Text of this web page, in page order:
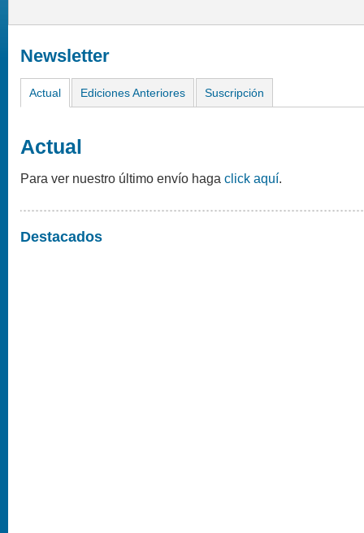
Newsletter
Actual Ediciones Anteriores Suscripción
Actual
Para ver nuestro último envío haga click aquí.
Destacados